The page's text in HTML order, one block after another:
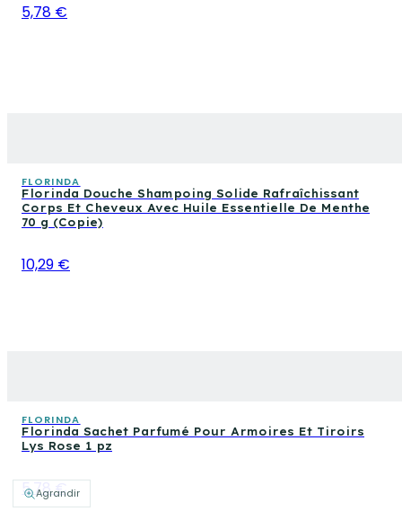
Agrandir
5,78 €
FLORINDA
Florinda Douche Shampoing Solide Rafraîchissant
Corps Et Cheveux Avec Huile Essentielle De Menthe
70 g (Copie)
10,29 €
FLORINDA
Florinda Sachet Parfumé Pour Armoires Et Tiroirs
Lys Rose 1 pz
5,78 €